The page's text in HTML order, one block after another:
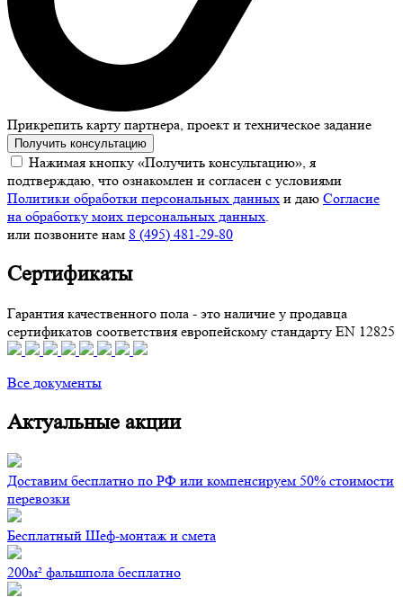
Прикрепить карту партнера, проект и техническое задание
Получить консультацию
Нажимая кнопку «Получить консультацию», я
подтверждаю, что ознакомлен и согласен с условиями
Политики обработки персональных данных и даю Согласие
на обработку моих персональных данных.
или позвоните нам 8 (495) 481-29-80
Сертификаты
Гарантия качественного пола - это наличие у продавца
сертификатов соответствия европейскому стандарту EN 12825
Все документы
Актуальные акции
Доставим бесплатно по РФ или компенсируем 50% стоимости
перевозки
Бесплатный Шеф-монтаж и смета
200м² фальшпола бесплатно